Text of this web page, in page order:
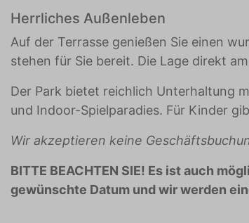
Herrliches Außenleben
Auf der Terrasse genießen Sie einen
stehen für Sie bereit. Die Lage direkt
Der Park bietet reichlich Unterhaltung
und Indoor-Spielparadies. Für Kinder
Wir akzeptieren keine
BITTE BEACHTEN SIE! Es ist auch
gewünschte Datum und wir werden